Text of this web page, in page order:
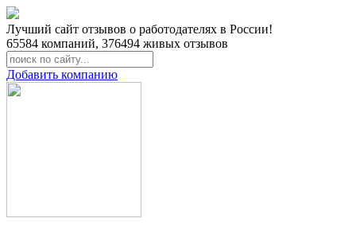
Лучший сайт отзывов о работодателях в России!
65584 компаний, 376494 живых отзывов
Добавить компанию